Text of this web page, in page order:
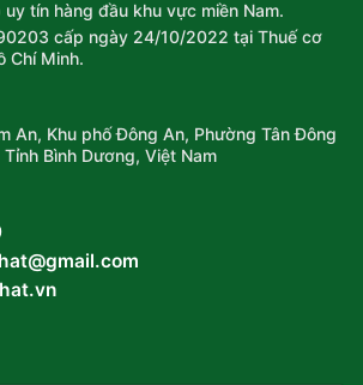
tín hàng đầu khu vực miền Nam.
cấp ngày 24/10/2022 tại Thuế cơ
Chí Minh.
An, Khu phố Đông An, Phường Tân Đông
Tỉnh Bình Dương, Việt Nam